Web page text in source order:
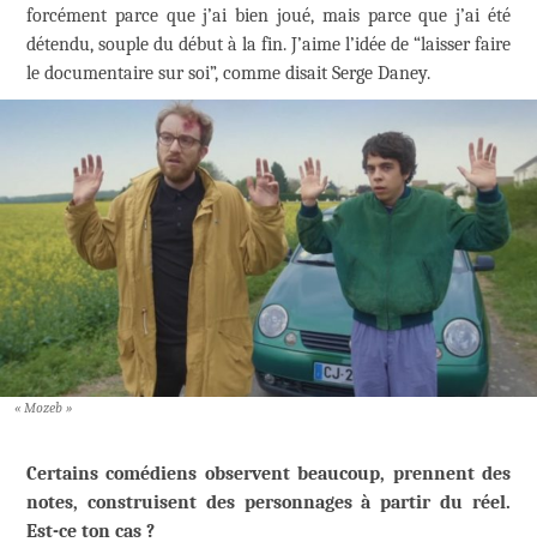
forcément parce que j’ai bien joué, mais parce que j’ai été
détendu, souple du début à la fin. J’aime l’idée de “laisser faire
le documentaire sur soi”, comme disait Serge Daney.
« Mozeb »
Certains comédiens observent beaucoup, prennent des
notes, construisent des personnagesà partir du réel.
Est-ce ton cas ?